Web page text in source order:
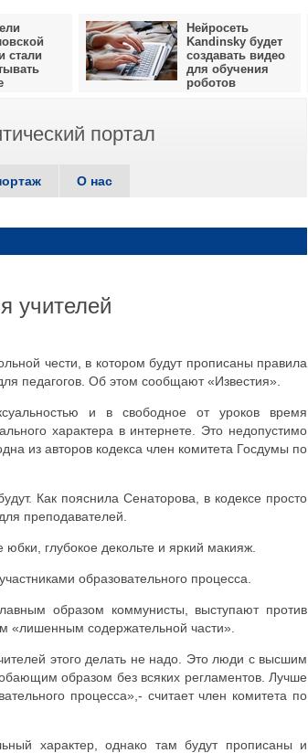
стали
Нейросеть
Kandinsky будет
создавать видео
для обучения
роботов
портал
О нас
учителей
чести, в котором будут прописаны правила
педагогов. Об этом сообщают «Известия».
и в свободное от уроков время
характера в интернете. Это недопустимо
из авторов кодекса член комитета Госдумы по
Как пояснила Сенаторова, в кодексе просто
преподавателей.
глубокое декольте и яркий макияж.
образовательного процесса.
образом коммунисты, выступают против
«лишенным содержательной части».
этого делать не надо. Это люди с высшим
образом без всяких регламентов. Лучше
процесса»,- считает член комитета по
характер, однако там будут прописаны и